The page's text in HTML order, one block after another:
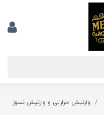
وارنیش حرارتی و وارنیش نسوز